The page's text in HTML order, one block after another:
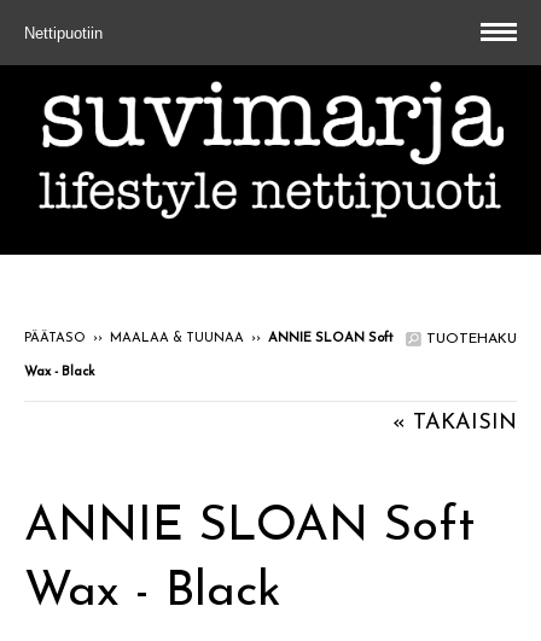
Nettipuotiin
TUOTEHAKU
PÄÄTASO ›› MAALAA & TUUNAA ›› ANNIE SLOAN Soft
Wax - Black
« TAKAISIN
ANNIE SLOAN Soft
Wax - Black